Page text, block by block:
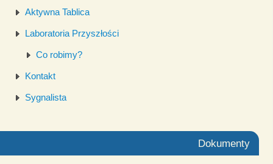
Aktywna Tablica
Laboratoria Przyszłości
Co robimy?
Kontakt
Sygnalista
Dokumenty